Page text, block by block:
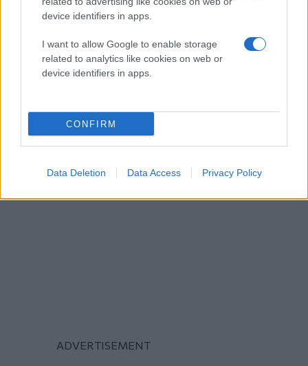
device identifiers in apps.
I want to allow Google to enable storage
related to analytics like cookies on web or
device identifiers in apps.
CONFIRM
Data Deletion Data Access Privacy Policy